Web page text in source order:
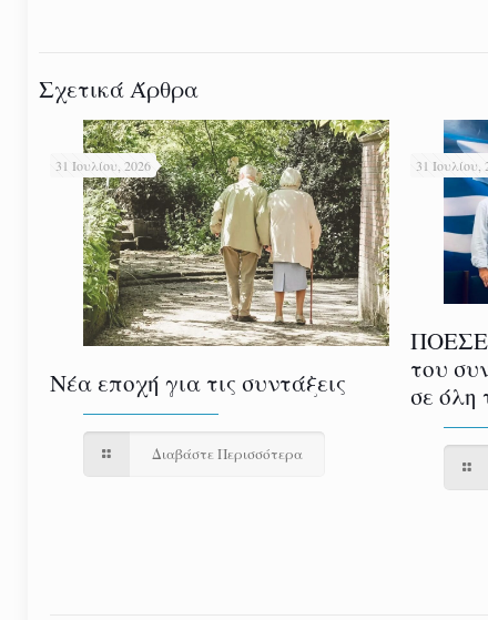
Σχετικά Άρθρα
31 Ιουλίου, 2026
Νέα εποχή για τις συντάξεις
Διαβάστε Περισσότερα
31 Ιουλίου,
του
σε όλη